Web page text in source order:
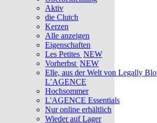
Aktiv
die Clutch
Kerzen
Alle anzeigen
Eigenschaften
Les Petites NEW
Vorherbst NEW
Elle, aus der Welt von Legally
L’AGENCE
Hochsommer
L'AGENCE Essentials
Nur online erhältlich
Wieder auf Lager